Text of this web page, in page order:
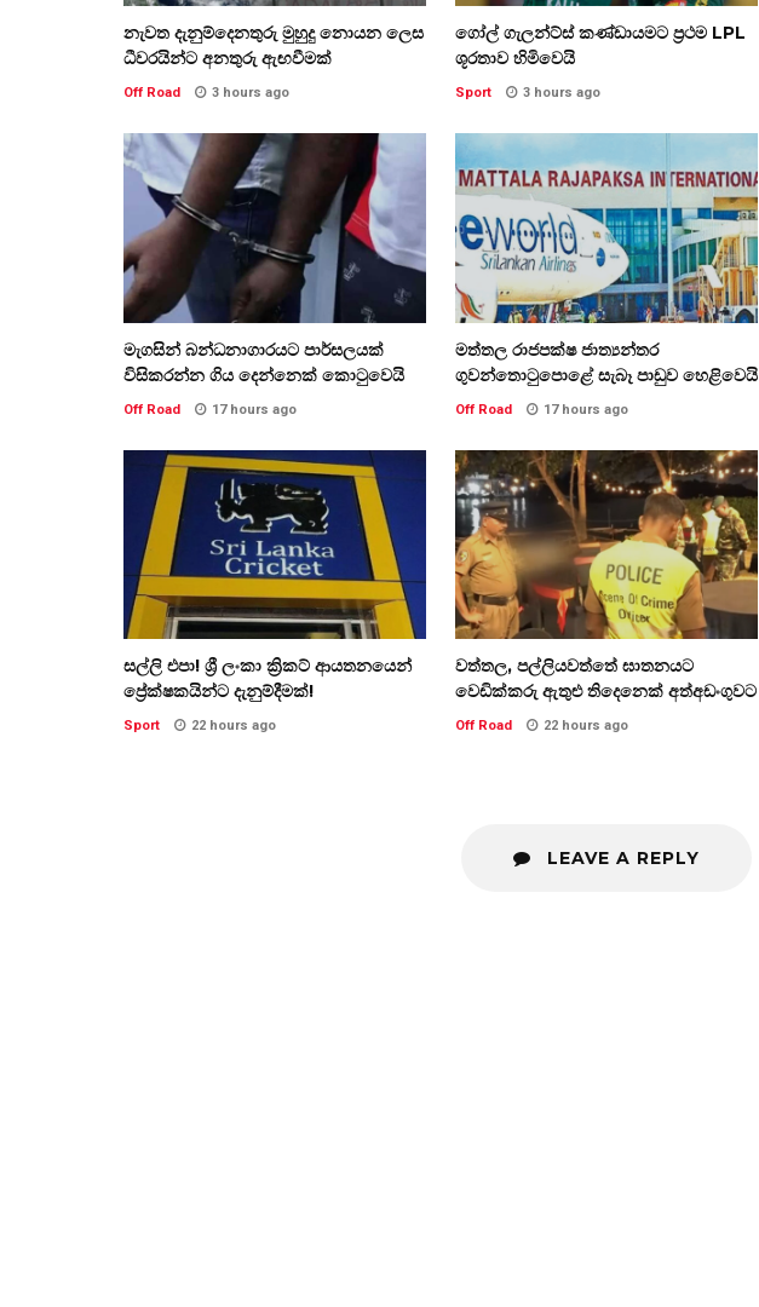
නැවත දැනුම්දෙනතුරු මුහුදු නොයන ලෙස
ධීවරයින්ට අනතුරු ඇඟවීමක්
Off Road 3 hours ago
ගෝල් ගැලන්ට්ස් කණ්ඩායමට ප්‍රථම LPL
ශූරතාව හිමිවෙයි
Sport 3 hours ago
මැගසින් බන්ධනාගාරයට පාර්සලයක්
විසිකරන්න ගිය දෙන්නෙක් කොටුවෙයි
Off Road 17 hours ago
මත්තල රාජපක්ෂ ජාත්‍යන්තර
ගුවන්තොටුපොළේ සැබෑ පාඩුව හෙළිවෙයි
Off Road 17 hours ago
සල්ලි එපා! ශ්‍රී ලංකා ක්‍රිකට් ආයතනයෙන්
ප්‍රේක්ෂකයින්ට දැනුම්දීමක්!
Sport 22 hours ago
වත්තල, පල්ලියවත්තේ ඝාතනයට
වෙඩික්කරු ඇතුළු තිදෙනෙක් අත්අඩංගුවට
Off Road 22 hours ago
LEAVE A REPLY